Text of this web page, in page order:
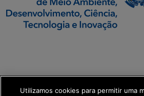
Utilizamos cookies para permitir uma